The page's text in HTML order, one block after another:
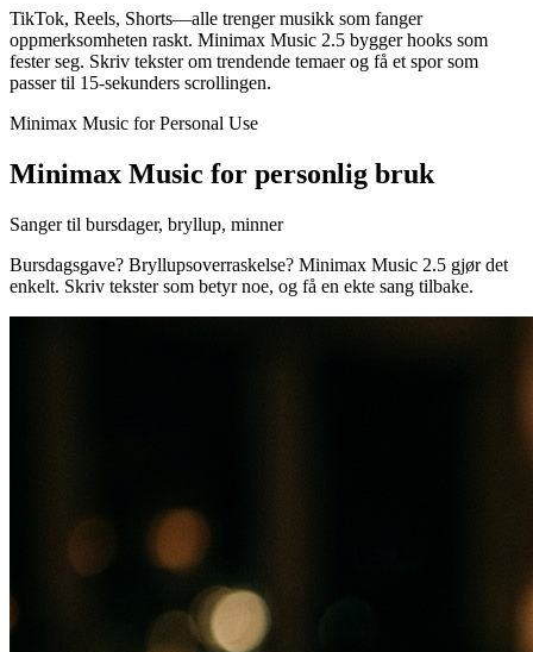
TikTok, Reels, Shorts—alle trenger musikk som fanger
oppmerksomheten raskt. Minimax Music 2.5 bygger hooks som
fester seg. Skriv tekster om trendende temaer og få et spor som
passer til 15-sekunders scrollingen.
Minimax Music for Personal Use
Minimax Music for personlig bruk
Sanger til bursdager, bryllup, minner
Bursdagsgave? Bryllupsoverraskelse? Minimax Music 2.5 gjør det
enkelt. Skriv tekster som betyr noe, og få en ekte sang tilbake.